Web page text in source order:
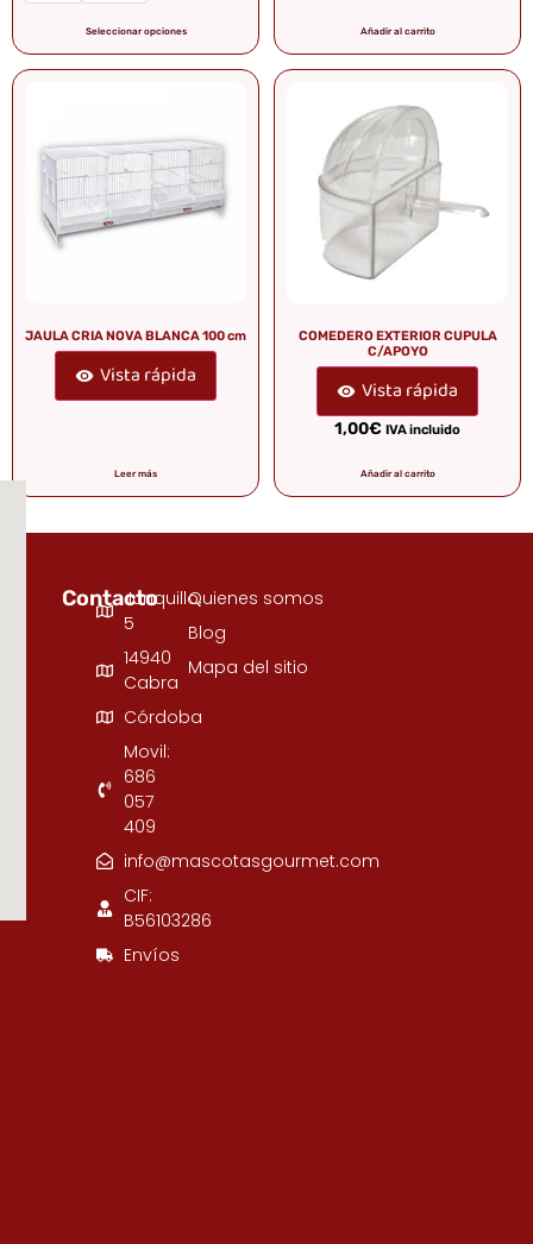
Seleccionar opciones Añadir al carrito
JAULA CRIA NOVA BLANCA 100 cm
Vista rápida
Leer más
COMEDERO EXTERIOR CUPULA
C/APOYO
Vista rápida
1,00€ IVA incluido
Añadir al carrito
ContactoJunquillo,
5
14940
Cabra
Córdoba
Movil:
686
057
409
info@mascotasgourmet.com
CIF:
B56103286
Envíos
Quienes somos
Blog
Mapa del sitio